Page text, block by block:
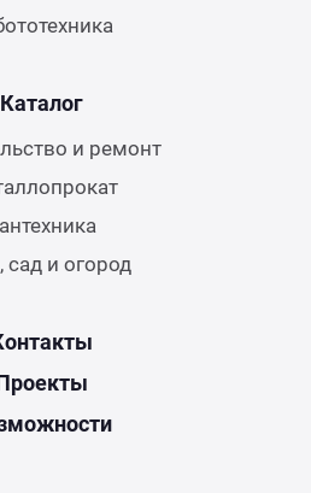
Каталог
и ремонт
сад и огород